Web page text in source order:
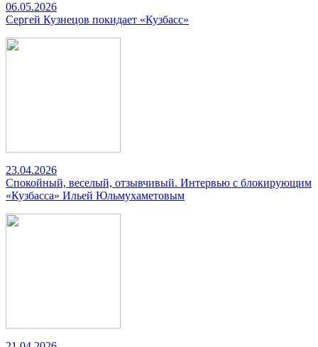
06.05.2026
Сергей Кузнецов покидает «Кузбасс»
23.04.2026
Спокойный, веселый, отзывчивый. Интервью с блокирующим
«Кузбасса» Ильей Юльмухаметовым